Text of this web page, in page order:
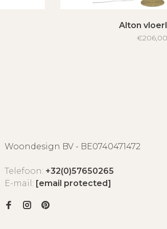
Alton
€206,00
Woondesign BV - BE0740471472
Telefoon: +32(0)57650265
E-mail: [email protected]